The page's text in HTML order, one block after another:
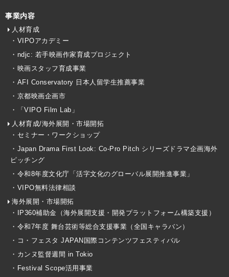
事業内容
人材育成
・VIPOアカデミー
・ndjc: 若手映画作家育成プロジェクト
・映画スタッフ育成事業
・AFI Conservatory 日本人留学生推薦事業
・京都映画企画市
・「VIPO Film Lab」
人材育成/海外展開・市場開拓
・セミナー・ワークショップ
・Japan Drama First Look: Co-Pro Pitch シリーズドラマ企画海外
ピッチング
・令和8年度文化庁「活字文化のグローバル展開推進事業」
・VIPO無料法律相談
海外展開・市場開拓
・IP360補助金（海外展開支援・開発プラットフォーム構築支援）
・令和7年度 舞台芸術等総合支援事業（全国キャラバン）
・コ・フェスタ JAPAN国際コンテンツフェスティバル
・カンヌ監督週間 in Tokio
・Festival Scope活用事業